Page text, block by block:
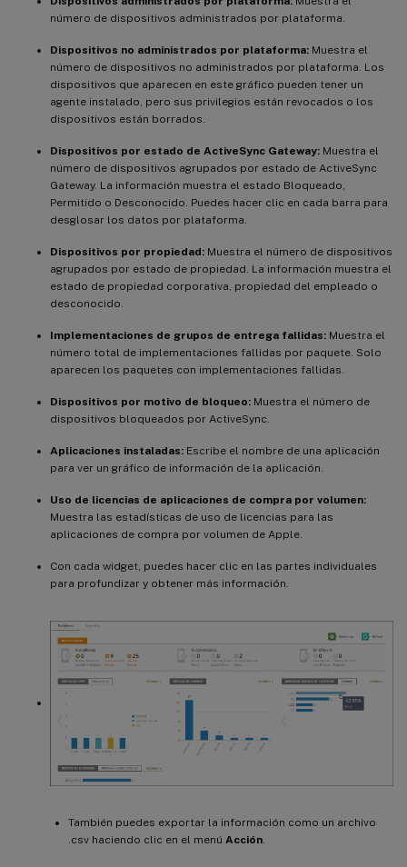
número de dispositivos administrados por plataforma.
Dispositivos no administrados por plataforma: Muestra el
número de dispositivos no administrados por plataforma. Los
dispositivos que aparecen en este gráfico pueden tener un
agente instalado, pero sus privilegios están revocados o los
dispositivos están borrados.
Dispositivos por estado de ActiveSync Gateway: Muestra el
número de dispositivos agrupados por estado de ActiveSync
Gateway. La información muestra el estado Bloqueado,
Permitido o Desconocido. Puedes hacer clic en cada barra para
desglosar los datos por plataforma.
Dispositivos por propiedad: Muestra el número de dispositivos
agrupados por estado de propiedad. La información muestra el
estado de propiedad corporativa, propiedad del empleado o
desconocido.
Implementaciones de grupos de entrega fallidas: Muestra el
número total de implementaciones fallidas por paquete. Solo
aparecen los paquetes con implementaciones fallidas.
Dispositivos por motivo de bloqueo: Muestra el número de
dispositivos bloqueados por ActiveSync.
Aplicaciones instaladas: Escribe el nombre de una aplicación
para ver un gráfico de información de la aplicación.
Uso de licencias de aplicaciones de compra por volumen:
Muestra las estadísticas de uso de licencias para las
aplicaciones de compra por volumen de Apple.
Con cada widget, puedes hacer clic en las partes individuales
para profundizar y obtener más información.
También puedes exportar la información como un archivo
.csv haciendo clic en el menú Acción.